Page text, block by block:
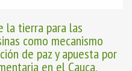
la tierra para las
como mecanismo
de paz y apuesta por
en el Cauca,